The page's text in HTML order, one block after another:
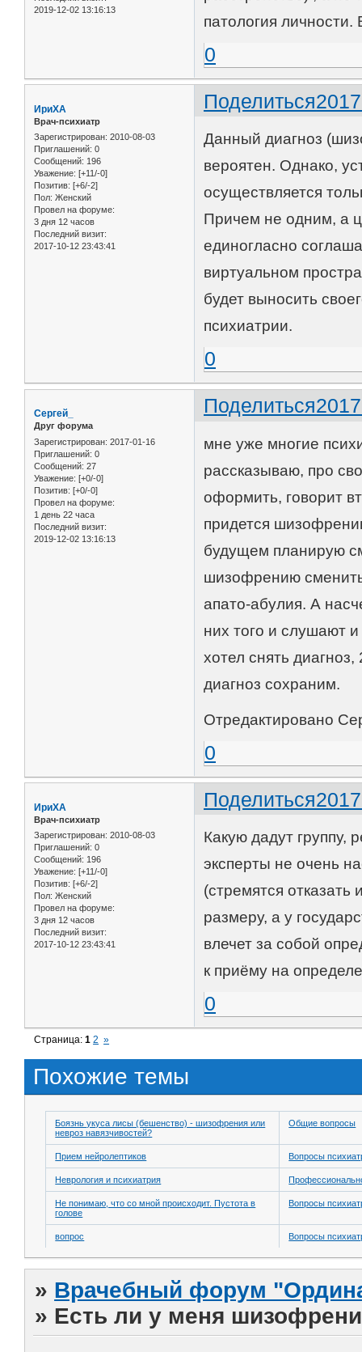
2019-12-02 13:16:13
патология
0
Поделиться
ИриХА
Врач-психиатр
Зарегистрирован: 2010-08-03
Приглашений: 0
Сообщений: 196
Уважение: [+11/-0]
Позитив: [+6/-2]
Пол: Женский
Провел на форуме:
3 дня 12 часов
Последний визит:
2017-10-12 23:43:41
Данный диагноз
вероятен. Однако,
осуществляется
Причем не одним, а
единогласно
виртуальном
будет выносить
психиатрии.
0
Поделиться
Сергей_
Друг форума
Зарегистрирован: 2017-01-16
Приглашений: 0
Сообщений: 27
Уважение: [+0/-0]
Позитив: [+0/-0]
Провел на форуме:
1 день 22 часа
Последний визит:
2019-12-02 13:16:13
мне уже многие
рассказываю, про
оформить, говорит
придется
будущем планирую
шизофрению
апато-абулия. А
них того и слушают
хотел снять
диагноз сохраним.
Отредактировано
0
Поделиться
ИриХА
Врач-психиатр
Зарегистрирован: 2010-08-03
Приглашений: 0
Сообщений: 196
Уважение: [+11/-0]
Позитив: [+6/-2]
Пол: Женский
Провел на форуме:
3 дня 12 часов
Последний визит:
2017-10-12 23:43:41
Какую дадут
эксперты не очень
(стремятся отказать
размеру, а у
влечет за собой
к приёму на
0
Страница:1 2 »
Похожие темы
Боязнь укуса лисы (бешенство) - шизофрения или
невроз навязчивостей?
Общие вопросы
Прием нейролептиков Вопросы
Неврология и психиатрия
Не понимаю, что со мной происходит. Пустота в
голове
Вопросы
вопрос Вопросы
» Врачебный форум
» Есть ли у меня